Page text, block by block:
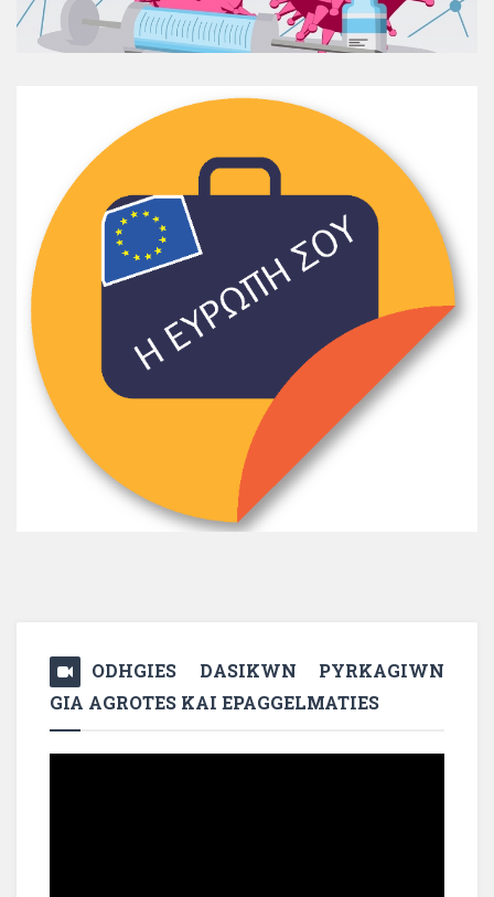
ODHGIES DASIKWN PYRKAGIWN
GIA AGROTES KAI EPAGGELMATIES